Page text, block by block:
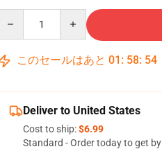
このセールはあと 01 : 58: 53
Deliver to United States
Cost to ship:$6.99
Standard - Order today to get by